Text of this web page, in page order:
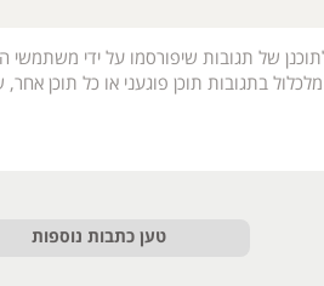
של תגובות שיפורסמו על ידי
בתגובות תוכן פוגעני או כל תוכן
טען כתבות נוספות